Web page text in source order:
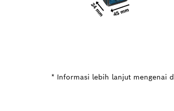
* Informasi lebih lanjut mengenai